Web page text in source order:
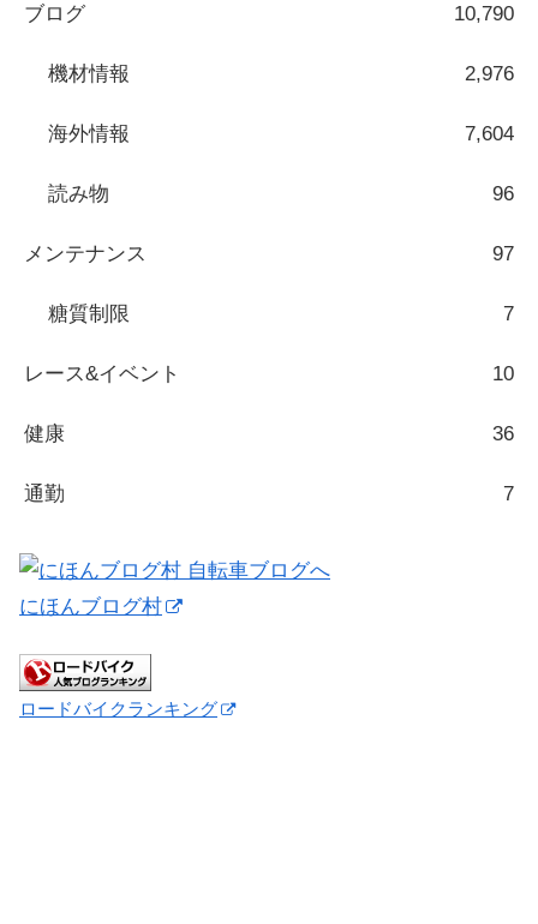
ブログ 10,790
機材情報 2,976
海外情報 7,604
読み物 96
メンテナンス 97
糖質制限 7
レース&イベント 10
健康 36
通勤 7
にほんブログ村
ロードバイクランキング